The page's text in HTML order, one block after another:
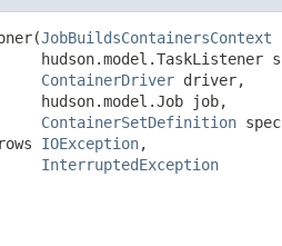
JobBuildsContainersContext
hudson.model.TaskListener
ContainerDriver driver,
hudson.model.Job job,
ContainerSetDefinition
IOException,
InterruptedException